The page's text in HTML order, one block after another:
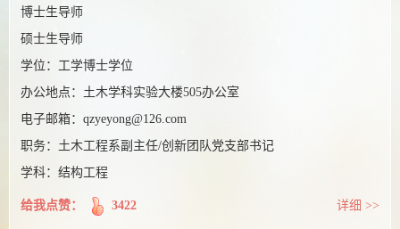
博士生导师
硕士生导师
学位：工学博士学位
办公地点： 土木学科实验大楼505办公室
电子邮箱： qzyeyong@126.com
职务： 土木工程系副主任/创新团队党支部书记
学科：结构工程
给我点赞： 3422 详细 >>